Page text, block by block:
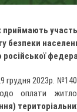
приймають
безпеки
грудня 2023р.
оплати